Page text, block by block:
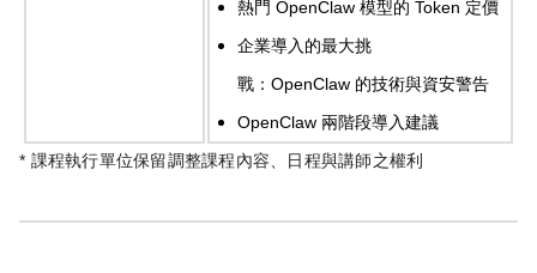
熱門 OpenClaw模型的 Token 定價
企業導入的最大挑
戰：OpenClaw 的技術與資安警告
OpenClaw兩階段導入建議
* 課程執行單位保留調整課程內容、日程與講師之權利